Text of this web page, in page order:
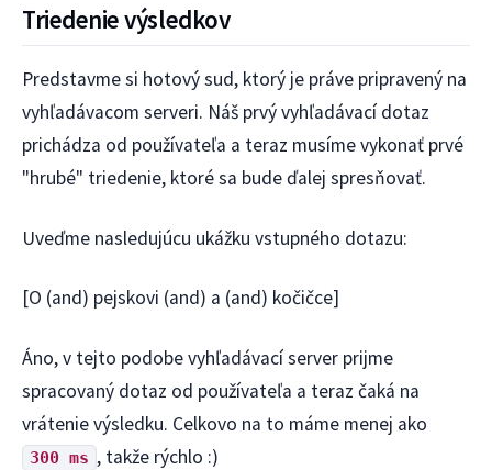
Triedenie výsledkov
Predstavme si hotový sud, ktorý je práve pripravený na
vyhľadávacom serveri. Náš prvý vyhľadávací dotaz
prichádza od používateľa a teraz musíme vykonať prvé
"hrubé" triedenie, ktoré sa bude ďalej spresňovať.
Uveďme nasledujúcu ukážku vstupného dotazu:
[O (and) pejskovi (and) a (and) kočičce]
Áno, v tejto podobe vyhľadávací server prijme
spracovaný dotaz od používateľa a teraz čaká na
vrátenie výsledku. Celkovo na to máme menej ako
300 ms , takže rýchlo :)